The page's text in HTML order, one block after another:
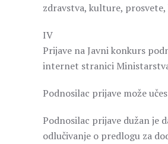
zdravstva, kulture,
IV
Prijave na Javni konkurs
internet stranici
Podnosilac prijave može
Podnosilac prijave dužan je
odlučivanje o predlogu za